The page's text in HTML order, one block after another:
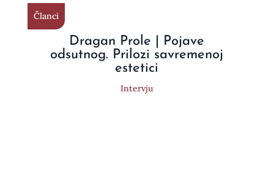
Članci
Dragan Prole | Pojave
odsutnog. Prilozi savremenoj
estetici
Intervju